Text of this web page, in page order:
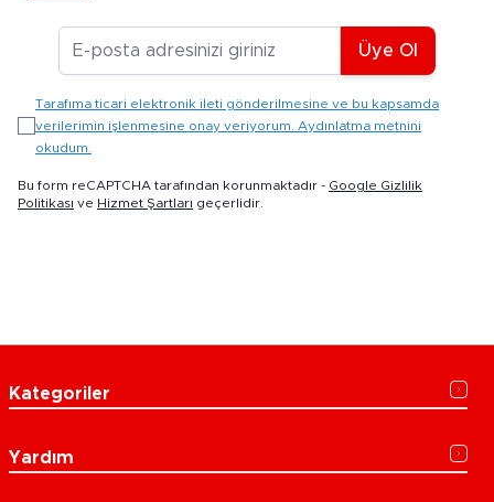
E-posta Adresiniz
Üye Ol
Tarafıma ticari elektronik ileti gönderilmesine ve bu kapsamda
verilerimin işlenmesine onay veriyorum. Aydınlatma metnini
okudum.
Bu form reCAPTCHA tarafından korunmaktadır - Google Gizlilik
Politikası ve Hizmet Şartları geçerlidir.
Kategoriler
Yardım